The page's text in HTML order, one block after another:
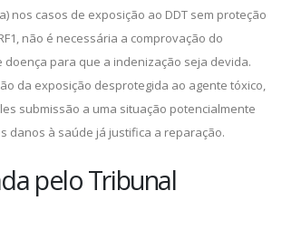
nos casos de exposição ao DDT sem proteção
não é necessária a comprovação do
para que a indenização seja devida.
da exposição desprotegida ao agente tóxico,
submissão a uma situação potencialmente
danos à saúde já justifica a reparação.
pelo Tribunal